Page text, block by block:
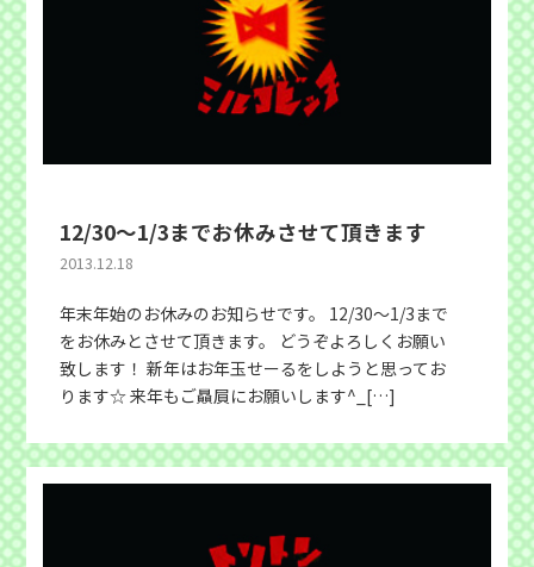
12/30〜1/3までお休みさせて頂きます
2013.12.18
年末年始のお休みのお知らせです。 12/30〜1/3まで
をお休みとさせて頂きます。 どうぞよろしくお願い
致します！ 新年はお年玉せーるをしようと思ってお
ります☆ 来年もご贔屓にお願いします^_[…]